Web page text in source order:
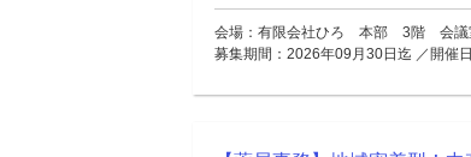
会場：有限会社ひろ 本部 3階 会議
募集期間：2026年09月30日迄 ／開催